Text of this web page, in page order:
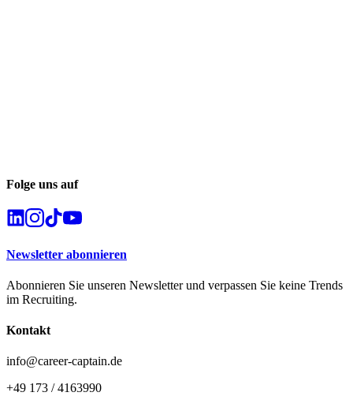
Folge uns auf
Newsletter abonnieren
Abonnieren Sie unseren Newsletter und verpassen Sie keine Trends
im Recruiting.
Kontakt
info@career-captain.de
+49 173 / 4163990